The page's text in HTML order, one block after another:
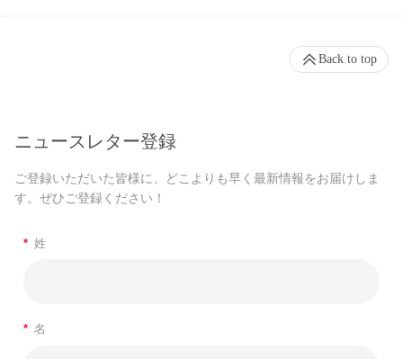
ニュースレター登録
ご登録いただいた皆様に、どこよりも早く最新情報をお届けしま
す。ぜひご登録ください！
* 姓
* 名
Back to top